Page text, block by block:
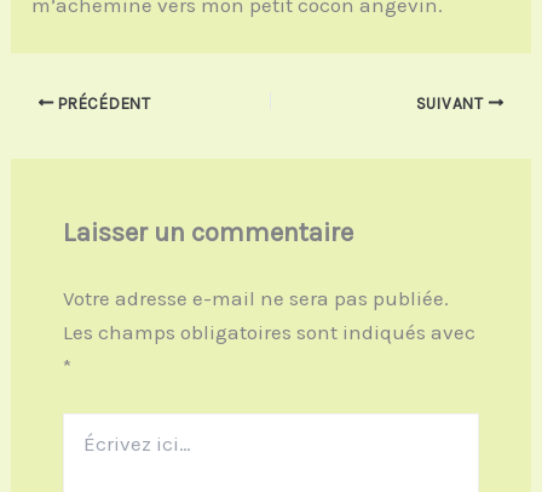
m’achemine vers mon petit cocon angevin.
PRÉCÉDENT SUIVANT
Laisser un commentaire
Votre adresse e-mail ne sera pas publiée.
Les champs obligatoires sont indiqués avec
*
ici…